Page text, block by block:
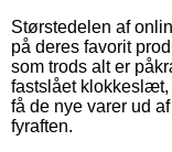
Størstedelen af
på deres favorit
som trods alt er
fastslået klokkeslæt,
få de nye varer ud
fyraften.